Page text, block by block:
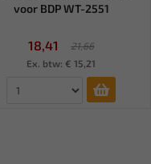
voor BDP WT-2551
18,41
21,66
Ex. btw: € 15,21